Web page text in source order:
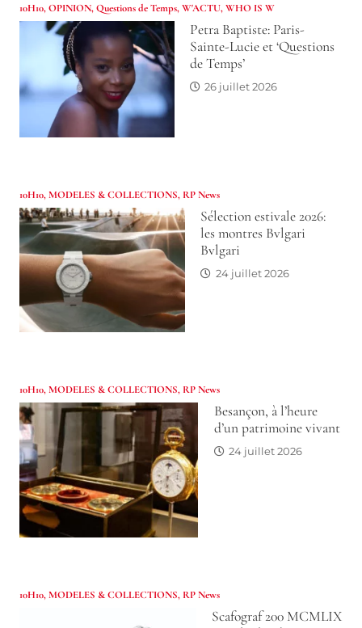
10H10,OPINION,Questions de Temps,W'ACTU,WHO IS W
Petra Baptiste: Paris-
Sainte-Lucie et ‘Questions
de Temps’
26 juillet 2026
10H10,MODELES & COLLECTIONS, RP News
Sélection estivale 2026:
les montres Bvlgari
Bvlgari
24 juillet 2026
10H10,MODELES & COLLECTIONS, RP News
Besançon, à l’heure
d’un patrimoine vivant
24 juillet 2026
10H10,MODELES & COLLECTIONS, RP News
Scafograf 200 MCMLIX